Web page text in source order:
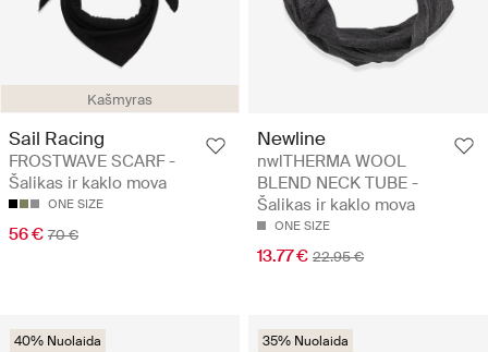
Kašmyras
Sail Racing
FROSTWAVE SCARF -
Šalikas ir kaklo mova
ONE SIZE
56 € 70 €
Newline
nwlTHERMA WOOL
BLEND NECK TUBE -
Šalikas ir kaklo mova
ONE SIZE
13.77 € 22.95 €
40% Nuolaida 35% Nuolaida